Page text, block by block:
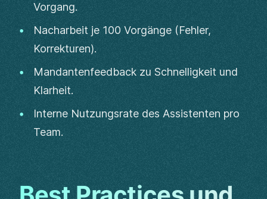
Vorgang.
Nacharbeit je 100 Vorgänge (Fehler,
Korrekturen).
Mandantenfeedback zu Schnelligkeit und
Klarheit.
Interne Nutzungsrate des Assistenten pro
Team.